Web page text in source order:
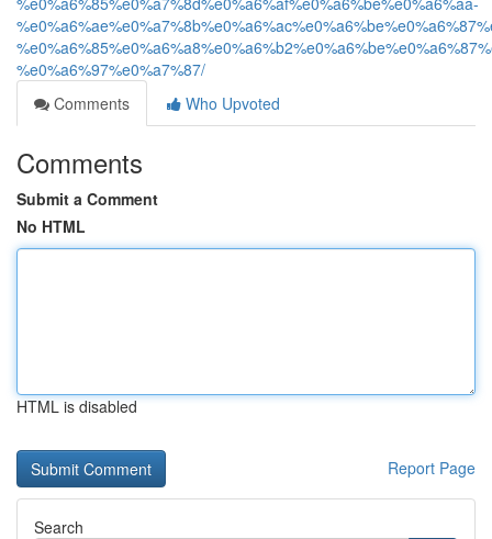
%e0%a6%97%e0%a7%87/
Comments
Who Upvoted
Comments
Submit a Comment
No HTML
HTML is disabled
Report Page
Search